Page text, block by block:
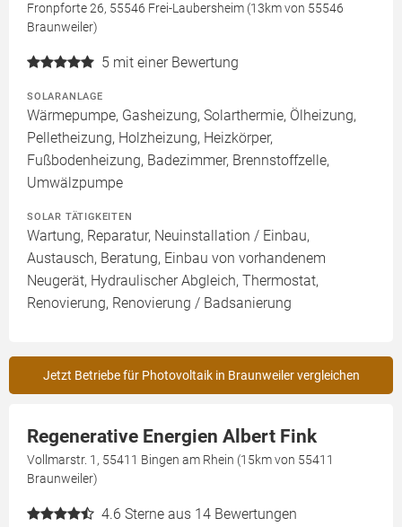
Fronpforte 26, 55546 Frei-Laubersheim (13km von 55546
Braunweiler)
5 mit einer Bewertung
SOLARANLAGE
Wärmepumpe, Gasheizung, Solarthermie, Ölheizung,
Pelletheizung, Holzheizung, Heizkörper,
Fußbodenheizung, Badezimmer, Brennstoffzelle,
Umwälzpumpe
SOLAR TÄTIGKEITEN
Wartung, Reparatur, Neuinstallation / Einbau,
Austausch, Beratung, Einbau von vorhandenem
Neugerät, Hydraulischer Abgleich, Thermostat,
Renovierung, Renovierung / Badsanierung
Jetzt Betriebe für Photovoltaik in Braunweiler vergleichen
Regenerative Energien Albert Fink
Vollmarstr. 1, 55411 Bingen am Rhein (15km von 55411
Braunweiler)
4.6 Sterne aus 14 Bewertungen